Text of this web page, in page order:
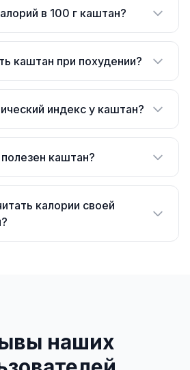
в 100 г каштан?
каштан при похудении?
индекс у каштан?
каштан?
калории своей
наших